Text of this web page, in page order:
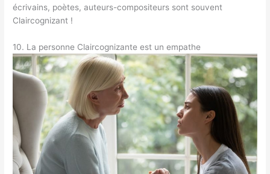
écrivains, poètes, auteurs-compositeurs sont souvent
Claircognizant !
10. La personne Claircognizante est un empathe